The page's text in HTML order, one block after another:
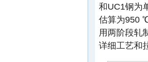
和UC1钢为
估算为950
用两阶段轧
详细工艺和